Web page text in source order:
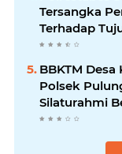
Tersangka
Terhadap
Umur
BBKTM
Polsek
Silaturahmi
Wujudkan